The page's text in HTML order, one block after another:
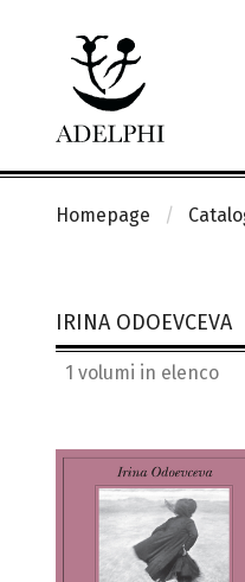
Homepage
IRINA ODOEVCEVA
1 volumi in elenco